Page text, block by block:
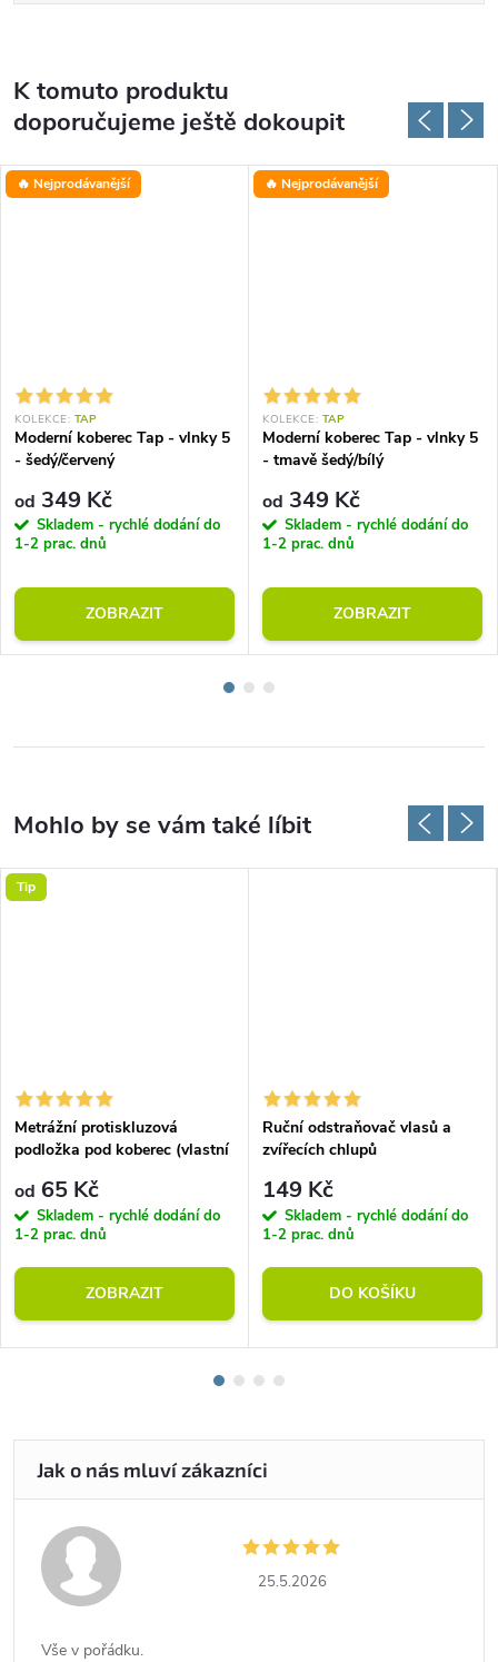
K tomuto produktu
doporučujeme ještě dokoupit
🔥 Nejprodávanější
KOLEKCE: TAP
Moderní koberec Tap - vlnky 5
- šedý/červený
od 349 Kč
Skladem - rychlé dodání do
1-2 prac. dnů
ZOBRAZIT
🔥 Nejprodávanější
KOLEKCE: TAP
Moderní koberec Tap - vlnky 5
- tmavě šedý/bílý
od 349 Kč
Skladem - rychlé dodání do
1-2 prac. dnů
ZOBRAZIT
Tip
Metrážní protiskluzová
podložka pod koberec (vlastní
od 65 Kč
Skladem - rychlé dodání do
1-2 prac. dnů
ZOBRAZIT
Ruční odstraňovač vlasů a
zvířecích chlupů
149 Kč
Skladem - rychlé dodání do
1-2 prac. dnů
DO KOŠÍKU
25.5.2026
Vše v pořádku.